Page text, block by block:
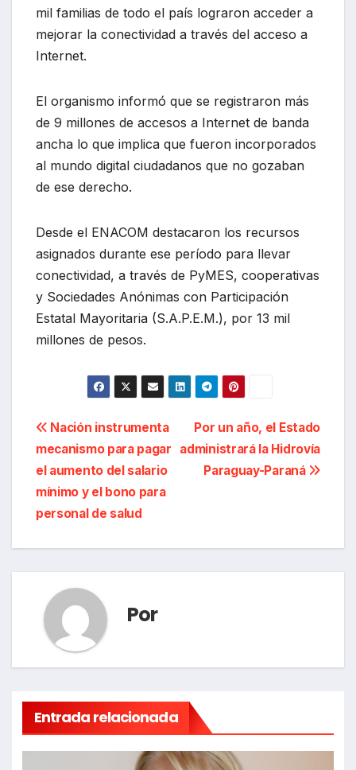
mil familias de todo el país lograron acceder a
mejorar la conectividad a través del acceso a
Internet.
El organismo informó que se registraron más
de 9 millones de accesos a Internet de banda
ancha lo que implica que fueron incorporados
al mundo digital ciudadanos que no gozaban
de ese derecho.
Desde el ENACOM destacaron los recursos
asignados durante ese período para llevar
conectividad, a través de PyMES, cooperativas
y Sociedades Anónimas con Participación
Estatal Mayoritaria (S.A.P.E.M.), por 13 mil
millones de pesos.
Navegación
de
entradas
Por un año, el Estado
administrará la Hidrovía
Paraguay-Paraná
Nación instrumenta
mecanismo para pagar
el aumento del salario
mínimo y el bono para
personal de salud
Por
Entrada relacionada